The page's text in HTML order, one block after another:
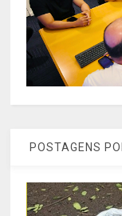
POSTAGENS